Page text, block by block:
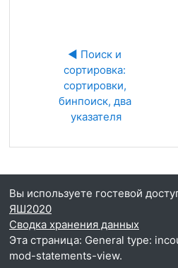
◀︎ Поиск и
сортировка:
сортировки,
бинпоиск, два
указателя
Вы используете гостевой
ЯШ2020
Сводка хранения данных
Эта страница: General type:
mod-statements-view.